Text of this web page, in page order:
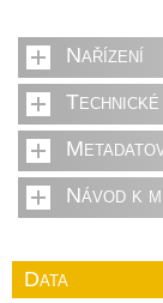
Nařízení
Návod k
Data